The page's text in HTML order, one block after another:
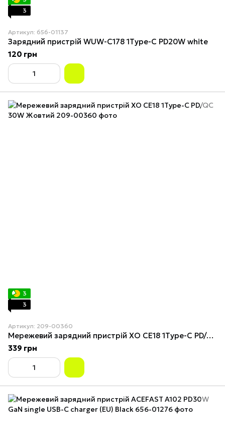
3
Артикул: 656-01137
Зарядний пристрій WUW-C178 1Type-C PD20W white
120 грн
3
3
Артикул: 209-00360
Мережевий зарядний пристрій XO CE18 1Type-C PD/QC 30W Жовтий
339 грн